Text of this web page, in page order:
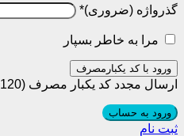
گذرواژه *
مرا به خاطر بسپار
ورود با کد یکبارمصرف
ارسال مجدد کد یکبار مصرف (00:
120
ورود به حساب
ثبت نام